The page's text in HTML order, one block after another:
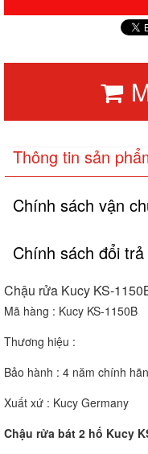
Thông tin sản
Chính sách vận
Chính sách đổi trả
Chậu rửa Kucy KS-
Mã hàng : Kucy KS-1150B
Thương hiệu :
Bảo hành : 4 năm chính
Xuất xứ : Kucy Germany
Chậu rửa bát 2 hố Kucy